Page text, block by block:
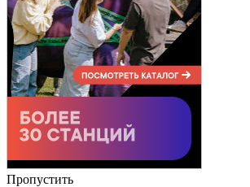
Пропустить